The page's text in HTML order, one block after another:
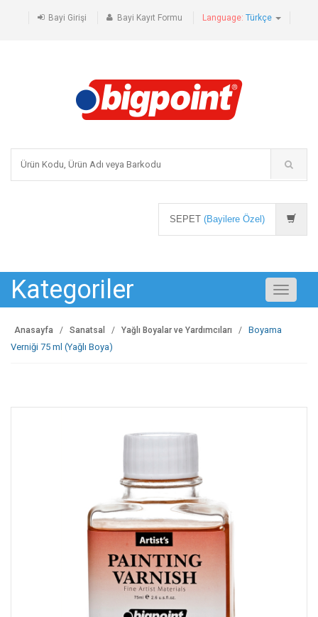
Bayi Girişi Bayi Kayıt Formu Language: Türkçe
SEPET (Bayilere Özel)
Kategoriler
Toggle
Anasayfa Sanatsal Yağlı Boyalar ve Yardımcıları
Boyama
Verniği 75 ml (Yağlı Boya)